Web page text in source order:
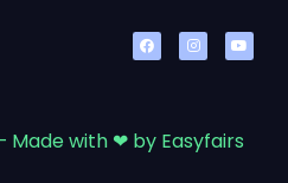
Made with ❤ by Easyfairs